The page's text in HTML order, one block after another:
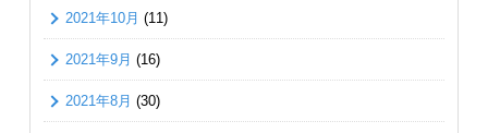
2021年10月 (11)
2021年9月 (16)
2021年8月 (30)